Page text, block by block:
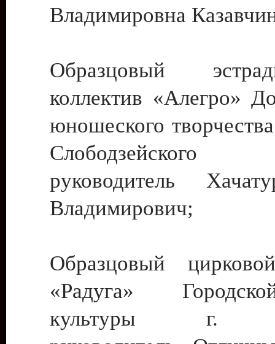
Владимировна
Образцовый
коллектив «Алегро»
юношеского
руководитель
Владимирович;
Образцовый
«Радуга»
культуры г.